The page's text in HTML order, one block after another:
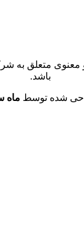
معنوی متعلق به
باشد.
شده توسط ماه